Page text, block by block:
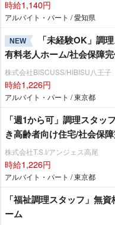
時給1,140円
アルバイト・パート / 愛知県
NEW
「未経験OK」調
有料老人ホーム/社会保障
株式会社BISCUSS/HIBISU八王子
時給1,226円
アルバイト・パート / 東京都
「週1から可」調理スタッ
き高齢者向け住宅/社会保
株式会社T.S.I/アンジェス高尾
時給1,226円
アルバイト・パート / 東京都
「福祉調理スタッフ」無
ーム